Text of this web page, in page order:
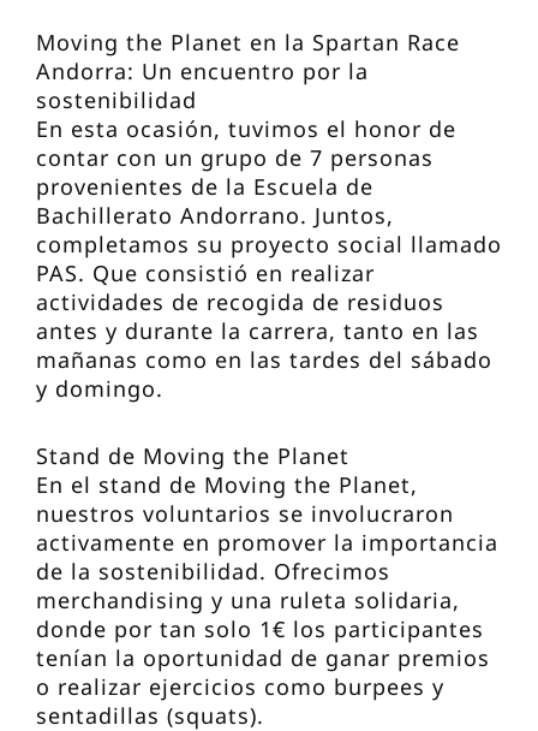
Moving the Planet en la Spartan Race
Andorra: Un encuentro por la
sostenibilidad
En esta ocasión, tuvimos el honor de
contar con un grupo de 7 personas
provenientes de la Escuela de
Bachillerato Andorrano. Juntos,
completamos su proyecto social llamado
PAS. Que consistió en realizar
actividades de recogida de residuos
antes y durante la carrera, tanto en las
mañanas como en las tardes del sábado
y domingo.
Stand de Moving the Planet
En el stand de Moving the Planet,
nuestros voluntarios se involucraron
activamente en promover la importancia
de la sostenibilidad. Ofrecimos
merchandising y una ruleta solidaria,
donde por tan solo 1€ los participantes
tenían la oportunidad de ganar premios
o realizar ejercicios como burpees y
sentadillas (squats).